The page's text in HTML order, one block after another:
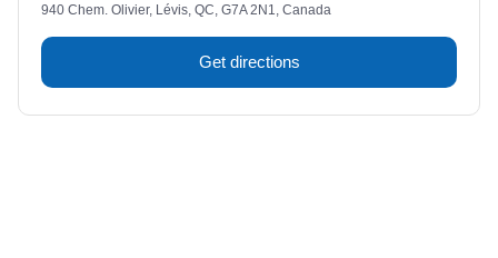
940 Chem. Olivier, Lévis, QC, G7A 2N1, Canada
Get directions